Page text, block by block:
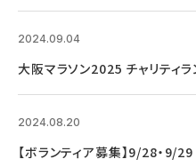
2024.09.04
大阪マラソン2025 チャリティ
2024.08.20
【ボランティア募集】9/28・9/